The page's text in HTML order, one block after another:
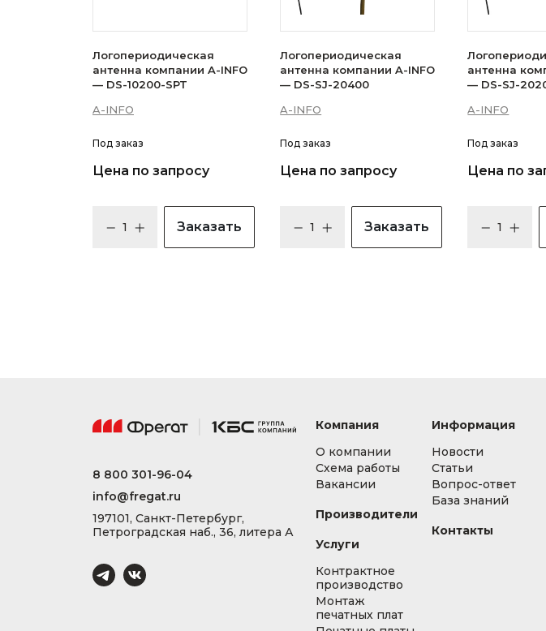
Логопериодическая
антенна компании A-INFO
— DS-10200-SPT
A-INFO
Под заказ
Цена по запросу
Заказать
Логопериодическая
антенна компании A-INFO
— DS-SJ-20400
A-INFO
Под заказ
Цена по запросу
Заказать
антенна
— DS-SJ-
A-INFO
Под заказ
Цена по
8 800 301-96-04
info@fregat.ru
197101, Санкт-Петербург,
Петроградская наб., 36, литера А
Компания
О компании
Схема работы
Вакансии
Производители
Услуги
Контрактное
производство
Монтаж
печатных плат
Информация
Новости
Статьи
Вопрос-ответ
База знаний
Контакты